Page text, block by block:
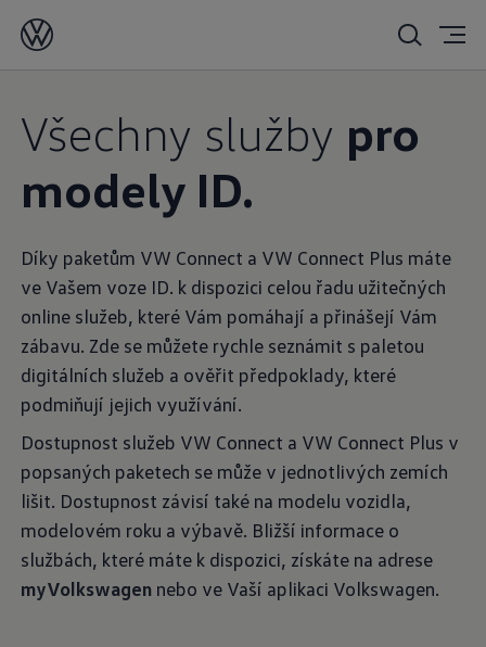
Všechny služby pro
modely ID.
Díky paketům VW Connect a VW Connect Plus máte
ve Vašem voze ID. k dispozici celou řadu užitečných
online služeb, které Vám pomáhají a přinášejí Vám
zábavu. Zde se můžete rychle seznámit s paletou
digitálních služeb a ověřit předpoklady, které
podmiňují jejich využívání.
Dostupnost služeb VW Connect a VW Connect Plus v
popsaných paketech se může v jednotlivých zemích
lišit. Dostupnost závisí také na modelu vozidla,
modelovém roku a výbavě. Bližší informace o
službách, které máte k dispozici, získáte na adrese
myVolkswagennebo ve Vaší aplikaci Volkswagen.